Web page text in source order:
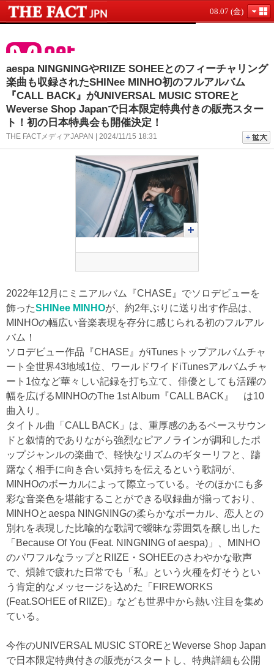
08.07 (金)
aespa NINGNINGやRIIZE SOHEEとのフィーチャリング
楽曲も収録されたSHINee MINHO初のフルアルバム
『CALL BACK』がUNIVERSAL MUSIC STOREと
Weverse Shop Japanで日本限定特典付きの販売スター
ト！初の日本特典会も開催決定！
THE FACTメディアJAPAN | 2024/11/15 18:31
2022年12月にミニアルバム『CHASE』でソロデビューを
飾ったSHINee MINHOが、約2年ぶりに送り出す作品は、
MINHOの幅広い音楽表現を存分に感じられる初のフルアル
バム！
ソロデビュー作品『CHASE』がiTunesトップアルバムチャ
ート全世界43地域1位、ワールドワイドiTunesアルバムチャ
ート1位など華々しい記録を打ち立て、俳優としても活躍の
幅を広げるMINHOのThe 1st Album『CALL BACK』 は10
曲入り。
タイトル曲「CALL BACK」は、重厚感のあるベースサウン
ドと叙情的でありながら強烈なピアノラインが調和したポ
ップジャンルの楽曲で、軽快なリズムのギターリフと、躊
躇なく相手に向き合い気持ちを伝えるという歌詞が、
MINHOのボーカルによって際立っている。そのほかにも多
彩な音楽色を堪能することができる収録曲が揃っており、
MINHOとaespa NINGNINGの柔らかなボーカル、恋人との
別れを表現した比喩的な歌詞で曖昧な雰囲気を醸し出した
「Because Of You (Feat. NINGNING of aespa)」、MINHO
のパワフルなラップとRIIZE・SOHEEのさわやかな歌声
で、煩雑で疲れた日常でも「私」という火種を灯そうとい
う肯定的なメッセージを込めた「FIREWORKS
(Feat.SOHEE of RIIZE)」なども世界中から熱い注目を集め
ている。
今作のUNIVERSAL MUSIC STOREとWeverse Shop Japan
で日本限定特典付きの販売がスタートし、特典詳細も公開